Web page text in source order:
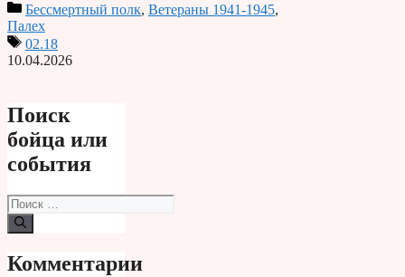
PrintБессмертный полк, Ветераны 1941-1945,
Палех
02.18
10.04.2026
Поиск
бойца или
события
Поиск:
Комментарии